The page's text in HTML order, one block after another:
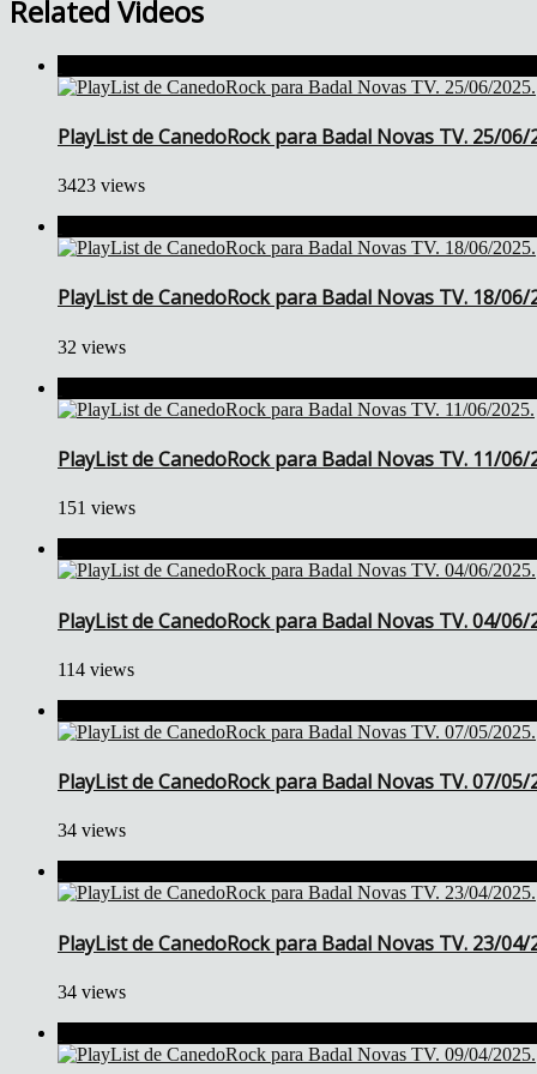
Related Videos
PlayList de CanedoRock para Badal Novas TV. 25/06/
3423 views
PlayList de CanedoRock para Badal Novas TV. 18/06/
32 views
PlayList de CanedoRock para Badal Novas TV. 11/06/
151 views
PlayList de CanedoRock para Badal Novas TV. 04/06/
114 views
PlayList de CanedoRock para Badal Novas TV. 07/05/
34 views
PlayList de CanedoRock para Badal Novas TV. 23/04/
34 views